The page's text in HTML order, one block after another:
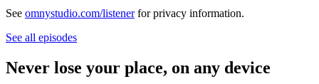
See omnystudio.com/listenerfor privacy information.
See all episodes
Never lose your place, on any device